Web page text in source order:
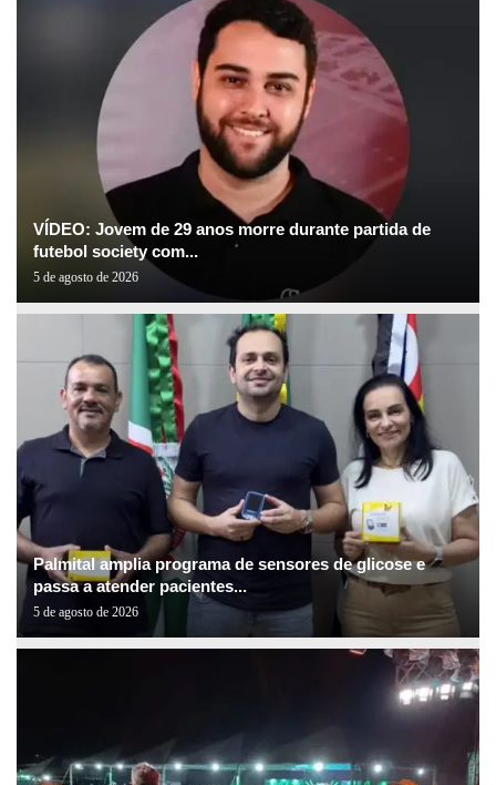
VÍDEO: Jovem de 29 anos morre durante partida de
futebol society com...
5 de agosto de 2026
Palmital amplia programa de sensores de glicose e
passa a atender pacientes...
5 de agosto de 2026